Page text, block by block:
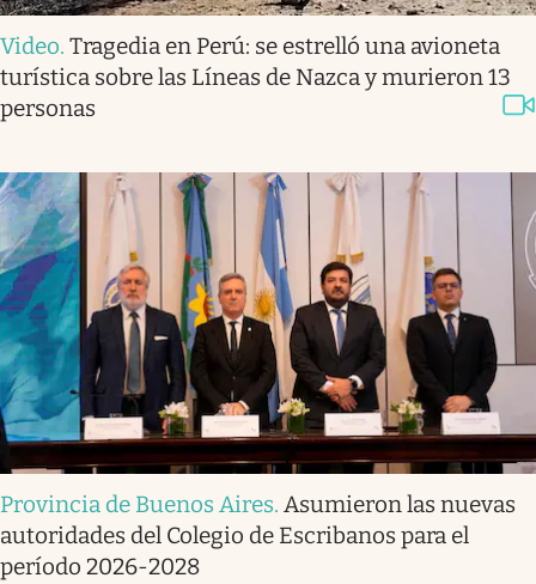
Video. Tragedia en Perú: se estrelló una avioneta
turística sobre las Líneas de Nazca y murieron 13
personas
Provincia de Buenos Aires. Asumieron las nuevas
autoridades del Colegio de Escribanos para el
período 2026-2028